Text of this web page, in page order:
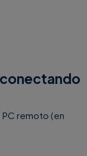
conectando
remoto (en